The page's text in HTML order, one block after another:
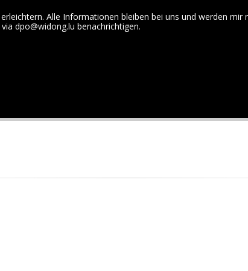
Alle Informationen bleiben bei uns und werden
dpo@widong.lu benachrichtigen.
DEWIDONG+352 26 54 00 - 57